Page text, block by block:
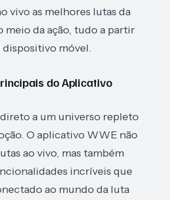
vivo as melhores lutas da
meio da ação, tudo a partir
móvel.
do Aplicativo
a um universo repleto
O aplicativo WWE não
ao vivo, mas também
incríveis que
ao mundo da luta